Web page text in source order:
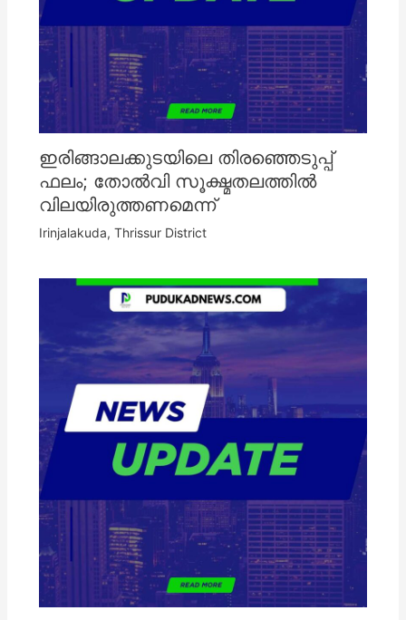
ഇരിങ്ങാലക്കുടയിലെ തിരഞ്ഞെടുപ്പ്
ഫലം; തോൽവി സൂക്ഷ്മതലത്തിൽ
വിലയിരുത്തണമെന്ന്
Irinjalakuda, Thrissur District